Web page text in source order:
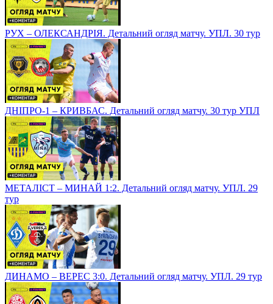
РУХ – ОЛЕКСАНДРІЯ. Детальний огляд матчу. УПЛ. 30 тур
ДНІПРО-1 – КРИВБАС. Детальний огляд матчу. 30 тур УПЛ
МЕТАЛІСТ – МИНАЙ 1:2. Детальний огляд матчу. УПЛ. 29
тур
ДИНАМО – ВЕРЕС 3:0. Детальний огляд матчу. УПЛ. 29 тур